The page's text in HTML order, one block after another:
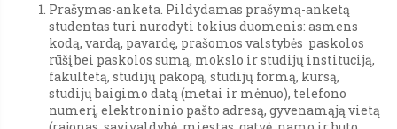
Prašymas-anketa. Pildydamas prašymą-anketą
studentas turi nurodyti tokius duomenis: asmens
kodą, vardą, pavardę, prašomos valstybės paskolos
rūšį bei paskolos sumą, mokslo ir studijų instituciją,
fakultetą, studijų pakopą, studijų formą, kursą,
studijų baigimo datą (metai ir mėnuo), telefono
numerį, elektroninio pašto adresą, gyvenamąją vietą